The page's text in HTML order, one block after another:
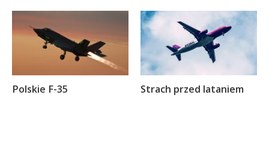
Polskie F-35 Strach przed lataniem